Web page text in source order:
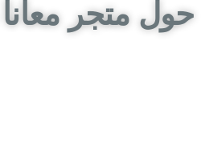
حول متجر